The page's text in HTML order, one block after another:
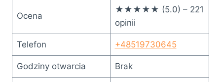
Ocena
★★★★★ (5.0) – 221
opinii
Telefon +48519730645
Godziny otwarcia Brak